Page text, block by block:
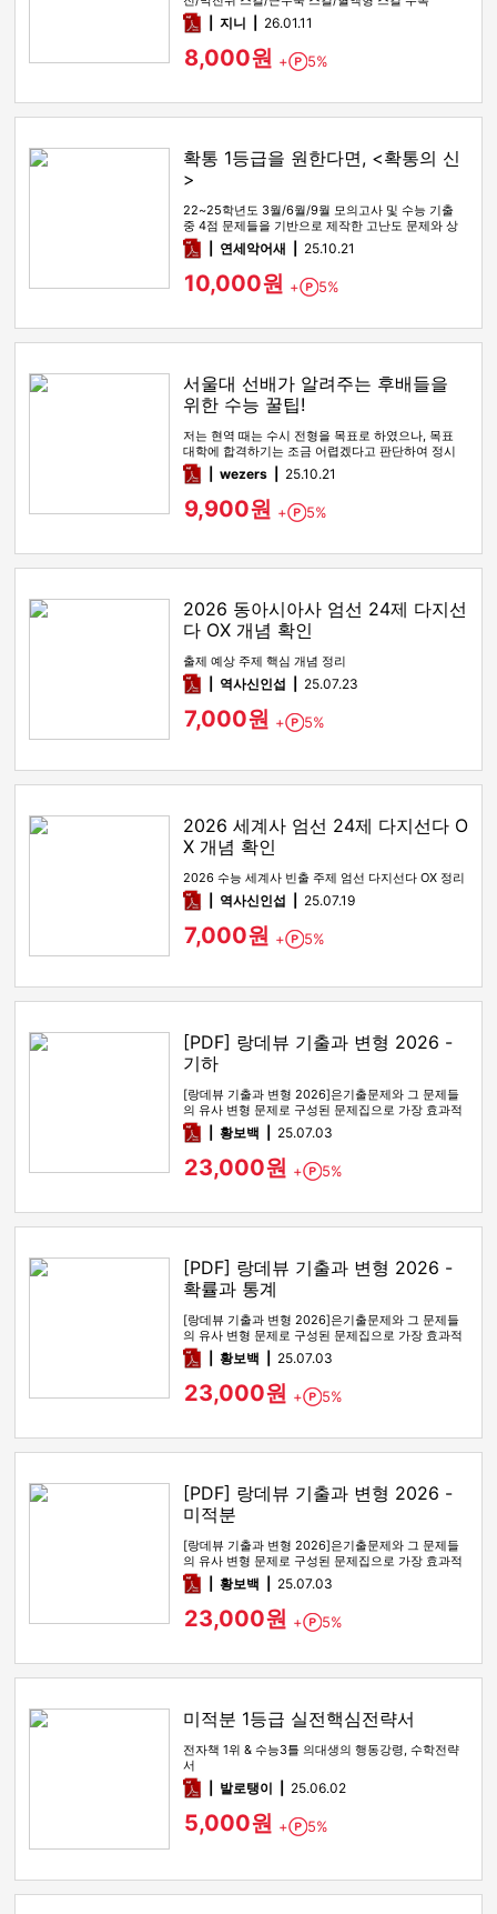
pdf지니 26.01.11
8,000원 + Point
5%
확통 1등급을 원한다면, <확통의 신
>
22~25학년도 3월/6월/9월 모의고사 및 수능 기출
중 4점 문제들을 기반으로 제작한 고난도 문제와 상
세한 해설
pdf연세악어새 25.10.21
10,000원 + Point
5%
서울대 선배가 알려주는 후배들을
위한 수능 꿀팁!
저는 현역 때는 수시 전형을 목표로 하였으나, 목표
대학에 합격하기는 조금 어렵겠다고 판단하여 정시
전형을 노리며 재수를 시…
pdfwezers 25.10.21
9,900원 + Point
5%
2026 동아시아사 엄선 24제 다지선
다 OX 개념 확인
출제 예상 주제 핵심 개념 정리
pdf역사신인섭 25.07.23
7,000원 + Point
5%
2026 세계사 엄선 24제 다지선다 O
X 개념 확인
2026 수능 세계사 빈출 주제 엄선 다지선다 OX 정리
pdf역사신인섭 25.07.19
7,000원 + Point
5%
[PDF] 랑데뷰 기출과 변형 2026 -
기하
[랑데뷰 기출과 변형 2026]은기출문제와 그 문제들
의 유사 변형 문제로 구성된 문제집으로 가장 효과적
인 기출문제 공부 방법…
pdf황보백 25.07.03
23,000원 + Point
5%
[PDF] 랑데뷰 기출과 변형 2026 -
확률과 통계
[랑데뷰 기출과 변형 2026]은기출문제와 그 문제들
의 유사 변형 문제로 구성된 문제집으로 가장 효과적
인 기출문제 공부 방법…
pdf황보백 25.07.03
23,000원 + Point
5%
[PDF] 랑데뷰 기출과 변형 2026 -
미적분
[랑데뷰 기출과 변형 2026]은기출문제와 그 문제들
의 유사 변형 문제로 구성된 문제집으로 가장 효과적
인 기출문제 공부 방법…
pdf황보백 25.07.03
23,000원 + Point
5%
미적분 1등급 실전핵심전략서
전자책 1위 & 수능3틀 의대생의 행동강령, 수학전략
서
pdf발로탱이 25.06.02
5,000원 + Point
5%